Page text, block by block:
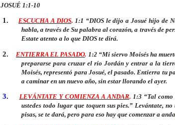
JOSUÉ 1:1-10
1. ESCUCHA A DIOS. 1:1 “DIOS le dijo a Josué hijo de
habla, a través de Su palabra al corazón, a través de
Estate atento a lo que DIOS te dirá.
2. ENTIERRA EL PASADO. 1:2 “Mi siervo Moisés ha
prepararse para cruzar el río Jordán y entrar a la
Moisés, representó para Josué, el pasado. Entierra tu
a caminar en un nuevo año, sin estar llorando el ayer.
3. LEVÁNTATE Y COMIENZA A ANDAR. 1:3 “Tal como
ustedes todo lugar que toquen sus pies.” Levántate,
pisas, se te dará, pero para eso hay que comenzar a